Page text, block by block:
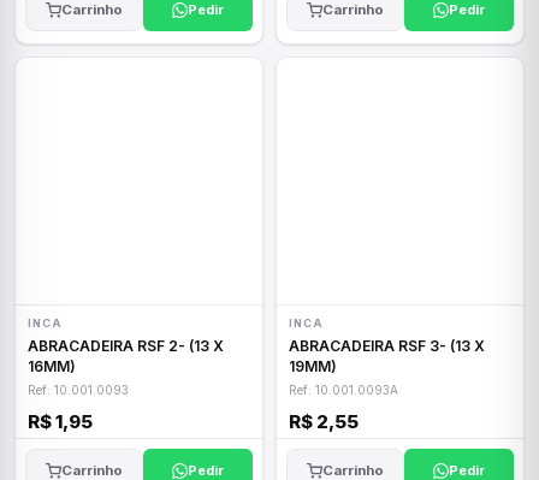
Carrinho Pedir Carrinho Pedir
INCA
ABRACADEIRA RSF 2- (13 X
16MM)
Ref: 10.001.0093
R$ 1,95
Carrinho Pedir
INCA
ABRACADEIRA RSF 3- (13 X
19MM)
Ref: 10.001.0093A
R$ 2,55
Carrinho Pedir